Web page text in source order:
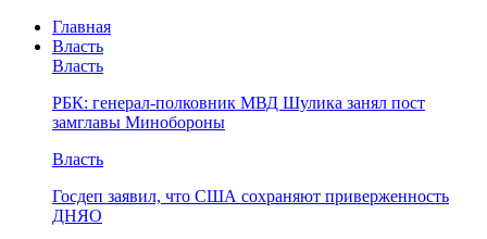
Главная
Власть
Власть
РБК: генерал-полковник МВД Шулика занял пост
замглавы Минобороны
Власть
Госдеп заявил, что США сохраняют приверженность
ДНЯО